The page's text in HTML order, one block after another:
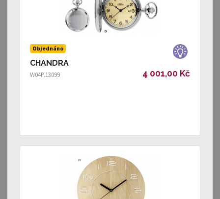
Objednáno
CHANDRA
W04P.13099 4 001,00 Kč